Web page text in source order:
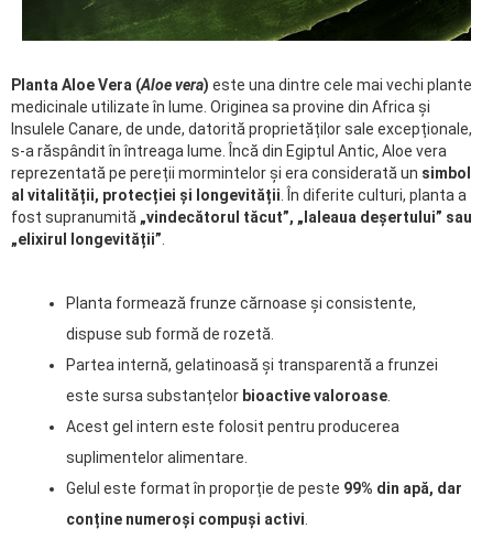
Planta Aloe Vera (Aloe vera) este una dintre cele mai vechi plante
medicinale utilizate în lume. Originea sa provine din Africa și
Insulele Canare, de unde, datorită proprietăților sale excepționale,
s-a răspândit în întreaga lume. Încă din Egiptul Antic, Aloe vera
reprezentată pe pereții mormintelor și era considerată un simbol
al vitalității, protecției și longevității . În diferite culturi, planta a
fost supranumită „vindecătorul tăcut”, „laleaua deșertului” sau
„elixirul longevității”
Planta formează frunze cărnoase și consistente,
dispuse sub formă de rozetă.
Partea internă, gelatinoasă și transparentă a frunzei
este sursa substanțelor bioactive valoroase
Acest gel intern este folosit pentru producerea
suplimentelor alimentare.
Gelul este format în proporție de peste 99% din apă, dar
conține numeroși compuși activi